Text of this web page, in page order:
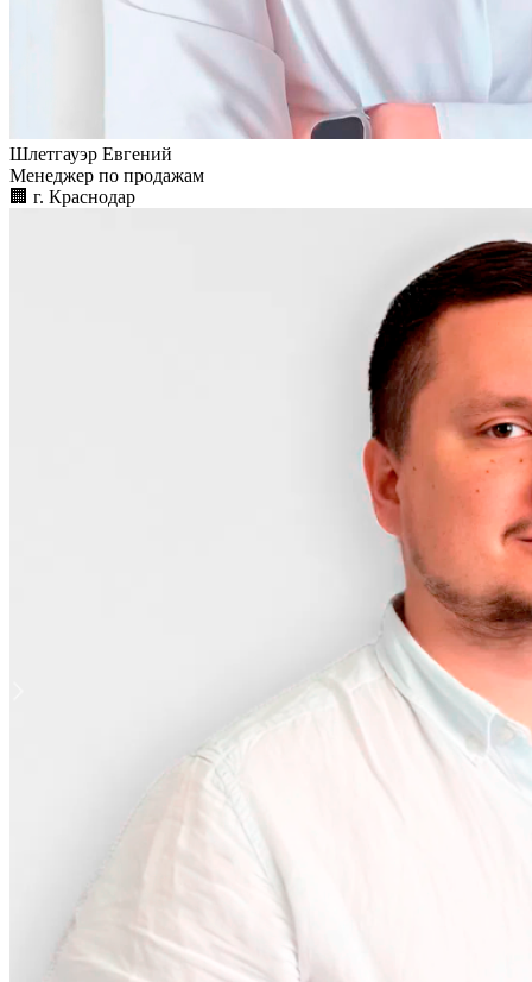
Шлетгауэр Евгений
Менеджер по продажам
🏢︎ г. Краснодар